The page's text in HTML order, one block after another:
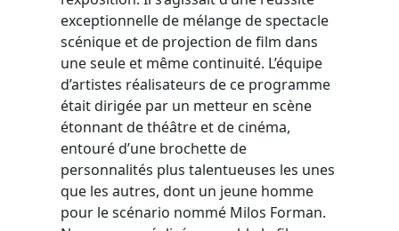
exceptionnelle de mélange de spectacle
scénique et de projection de film dans
une seule et même continuité. L’équipe
d’artistes réalisateurs de ce programme
était dirigée par un metteur en scène
étonnant de théâtre et de cinéma,
entouré d’une brochette de
personnalités plus talentueuses les unes
que les autres, dont un jeune homme
pour le scénario nommé Milos Forman.